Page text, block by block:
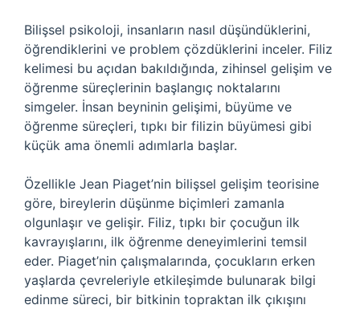
Bilişsel psikoloji, insanların nasıl düşündüklerini,
öğrendiklerini ve problem çözdüklerini inceler. Filiz
kelimesi bu açıdan bakıldığında, zihinsel gelişim ve
öğrenme süreçlerinin başlangıç noktalarını
simgeler. İnsan beyninin gelişimi, büyüme ve
öğrenme süreçleri, tıpkı bir filizin büyümesi gibi
küçük ama önemli adımlarla başlar.
Özellikle Jean Piaget’nin bilişsel gelişim teorisine
göre, bireylerin düşünme biçimleri zamanla
olgunlaşır ve gelişir. Filiz, tıpkı bir çocuğun ilk
kavrayışlarını, ilk öğrenme deneyimlerini temsil
eder. Piaget’nin çalışmalarında, çocukların erken
yaşlarda çevreleriyle etkileşimde bulunarak bilgi
edinme süreci, bir bitkinin topraktan ilk çıkışını